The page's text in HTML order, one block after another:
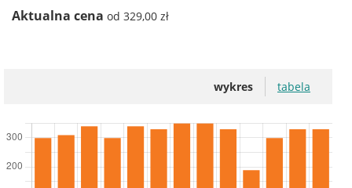
Aktualna cena od 329,00 zł
wykres tabela